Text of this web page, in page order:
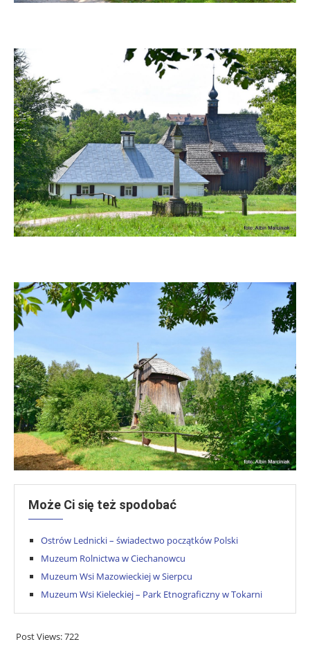
Może Ci się też spodobać
Ostrów Lednicki – świadectwo początków Polski
Muzeum Rolnictwa w Ciechanowcu
Muzeum Wsi Mazowieckiej w Sierpcu
Muzeum Wsi Kieleckiej – Park Etnograficzny w Tokarni
Post Views:722